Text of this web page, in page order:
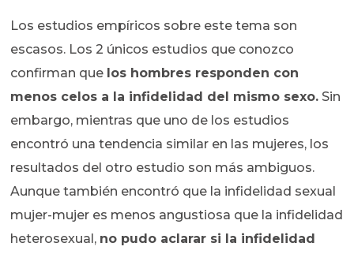
Los estudios empíricos sobre este tema son
escasos. Los 2 únicos estudios que conozco
confirman que los hombres responden con
menos celos a la infidelidad del mismo sexo. Sin
embargo, mientras que uno de los estudios
encontró una tendencia similar en las mujeres, los
resultados del otro estudio son más ambiguos.
Aunque también encontró que la infidelidad sexual
mujer-mujer es menos angustiosa que la infidelidad
heterosexual, no pudo aclarar si la infidelidad